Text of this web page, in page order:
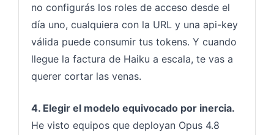
no configurás los roles de acceso desde el
día uno, cualquiera con la URL y una api-key
válida puede consumir tus tokens. Y cuando
llegue la factura de Haiku a escala, te vas a
querer cortar las venas.
4. Elegir el modelo equivocado por inercia.
He visto equipos que deployan Opus 4.8